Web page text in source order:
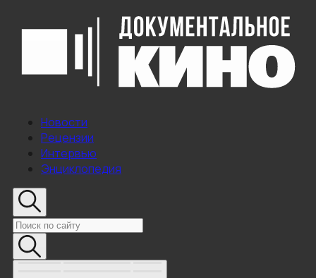
Новости
Рецензии
Интервью
Энциклопедия